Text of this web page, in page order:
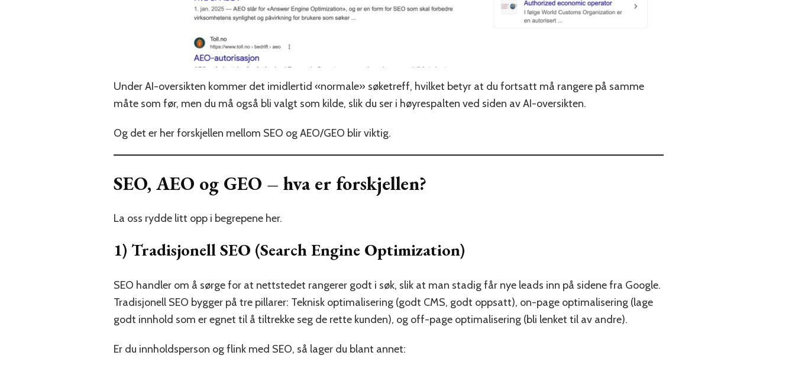
Under AI-oversikten kommer det imidlertid «normale» søketreff, hvilket betyr at du fortsatt må rangere på samme
måte som før, men du må også bli valgt som kilde, slik du ser i høyrespalten ved siden av AI-oversikten.
Og det er her forskjellen mellom SEO og AEO/GEO blir viktig.
SEO, AEO og GEO – hva er forskjellen?
La oss rydde litt opp i begrepene her.
1) Tradisjonell SEO (Search Engine Optimization)
SEO handler om å sørge for at nettstedet rangerer godt i søk, slik at man stadig får nye leads inn på sidene fra Google.
Tradisjonell SEO bygger på tre pillarer: Teknisk optimalisering (godt CMS, godt oppsatt), on-page optimalisering (lage
godt innhold som er egnet til å tiltrekke seg de rette kunden), og off-page optimalisering (bli lenket til av andre).
Er du innholdsperson og flink med SEO, så lager du blant annet: